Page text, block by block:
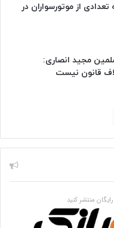
از موتورسواران در
مجید انصاری:
قانون نیست
منتشر کنید